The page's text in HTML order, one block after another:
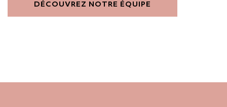
DÉCOUVREZ NOTRE ÉQUIPE